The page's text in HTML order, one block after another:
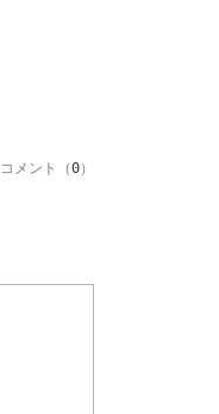
コメント（0）